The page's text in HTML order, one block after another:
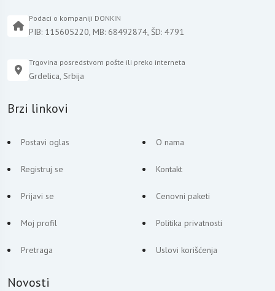
Podaci o kompaniji DONKIN
PIB: 115605220, MB: 68492874, ŠD: 4791
Trgovina posredstvom pošte ili preko interneta
Grdelica, Srbija
Brzi linkovi
Postavi oglas
Registruj se
Prijavi se
Moj profil
Pretraga
O nama
Kontakt
Cenovni paketi
Politika privatnosti
Uslovi korišćenja
Novosti